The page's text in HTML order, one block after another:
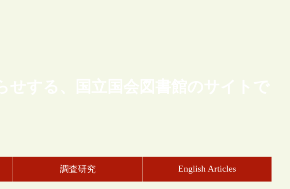
せする、国立国会図書館のサイトで
調査研究 English Articles